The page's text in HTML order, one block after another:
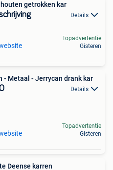
getrokken kar
Details
Topadvertentie
Gisteren
- Metaal - Jerrycan drank kar
Details
Topadvertentie
Gisteren
Deense karren